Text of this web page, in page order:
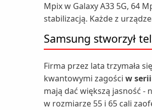
Mpix w Galaxy A33 5G, 64
stabilizacją. Każde z
Samsung stworzył
Firma przez lata trzymała
kwantowymi zagości w
mają dać większą jasność -
w rozmiarze 55 i 65 cali